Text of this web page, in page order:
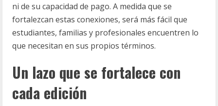
ni de su capacidad de pago. A medida que se
fortalezcan estas conexiones, será más fácil que
estudiantes, familias y profesionales encuentren lo
que necesitan en sus propios términos.
Un lazo que se fortalece con
cada edición